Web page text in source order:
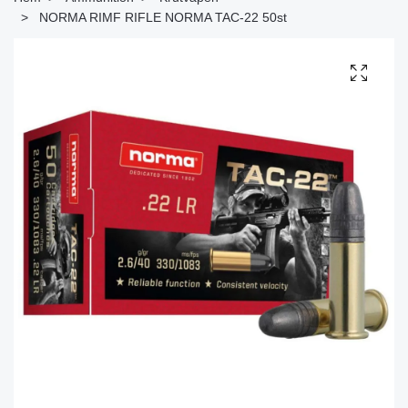
NORMA RIMF RIFLE NORMA TAC-22 50st